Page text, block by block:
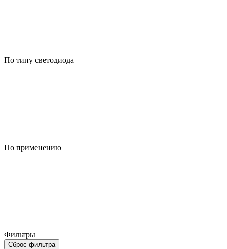
По типу светодиода
По применению
Фильтры
Сброс фильтра